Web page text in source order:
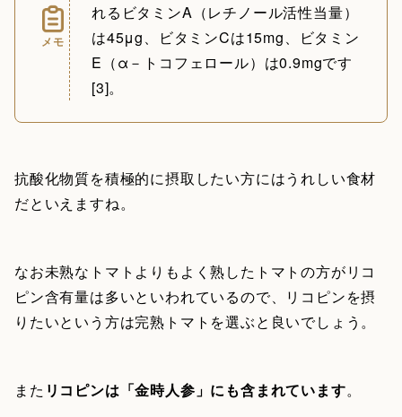
メモ
れるビタミンA（レチノール活性当量）
は45μg、ビタミンCは15mg、ビタミン
E（α－トコフェロール）は0.9mgです
[3]。
抗酸化物質を積極的に摂取したい方にはうれしい食材
だといえますね。
なお未熟なトマトよりもよく熟したトマトの方がリコ
ピン含有量は多いといわれているので、リコピンを摂
りたいという方は完熟トマトを選ぶと良いでしょう。
また リコピンは「金時人参」にも含まれています。